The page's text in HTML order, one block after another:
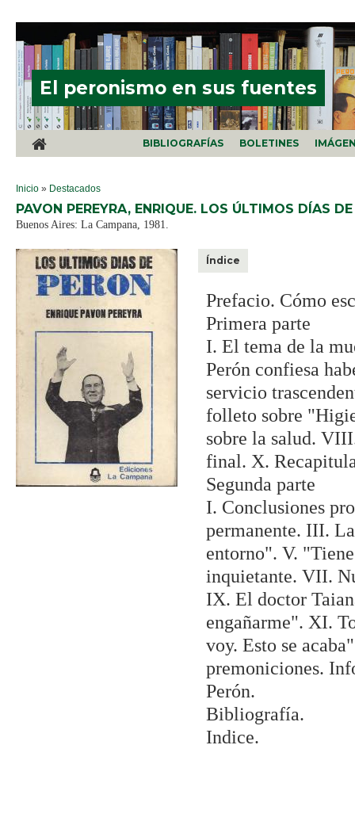
El peronismo en sus fuentes
BIBLIOGRAFÍAS BOLETINES
SE ENCUENTRA USTED AQUÍ
Inicio » Destacados
PAVON PEREYRA, ENRIQUE. LOS ÚLTIMOS DÍAS DE
Buenos Aires: La Campana, 1981.
Índice
Prefacio. Cómo
Primera parte
I. El tema de la
Perón confiesa
servicio
folleto sobre
sobre la salud.
final. X.
Segunda parte
I. Conclusiones
permanente. III.
entorno". V.
inquietante. VII.
IX. El doctor
engañarme". XI.
voy. Esto se
premoniciones.
Perón.
Bibliografía.
Indice.